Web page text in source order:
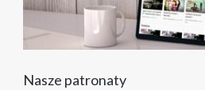
Nasze patronaty